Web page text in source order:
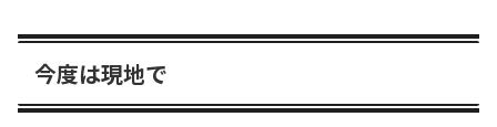
今度は現地で